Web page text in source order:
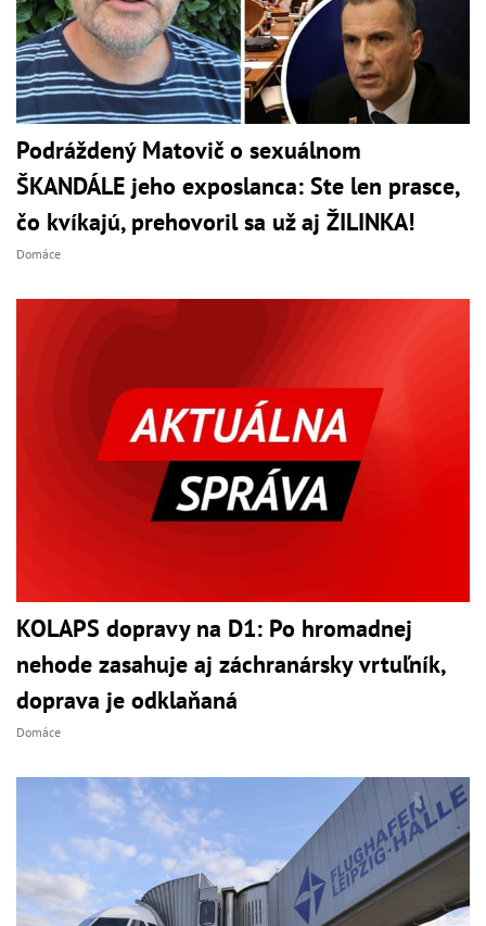
Podráždený Matovič o sexuálnom
ŠKANDÁLE jeho exposlanca: Ste len prasce,
čo kvíkajú, prehovoril sa už aj ŽILINKA!
Domáce
KOLAPS dopravy na D1: Po hromadnej
nehode zasahuje aj záchranársky vrtuľník,
doprava je odklaňaná
Domáce